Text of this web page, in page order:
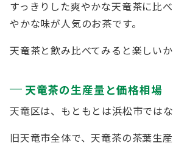
すっきりした爽やかな天竜茶に比
やかな味が人気のお茶です。
天竜茶と飲み比べてみると楽しいか
天竜茶の生産量と価格相場
天竜区は、もともとは浜松市では
旧天竜市全体で、天竜茶の茶葉生